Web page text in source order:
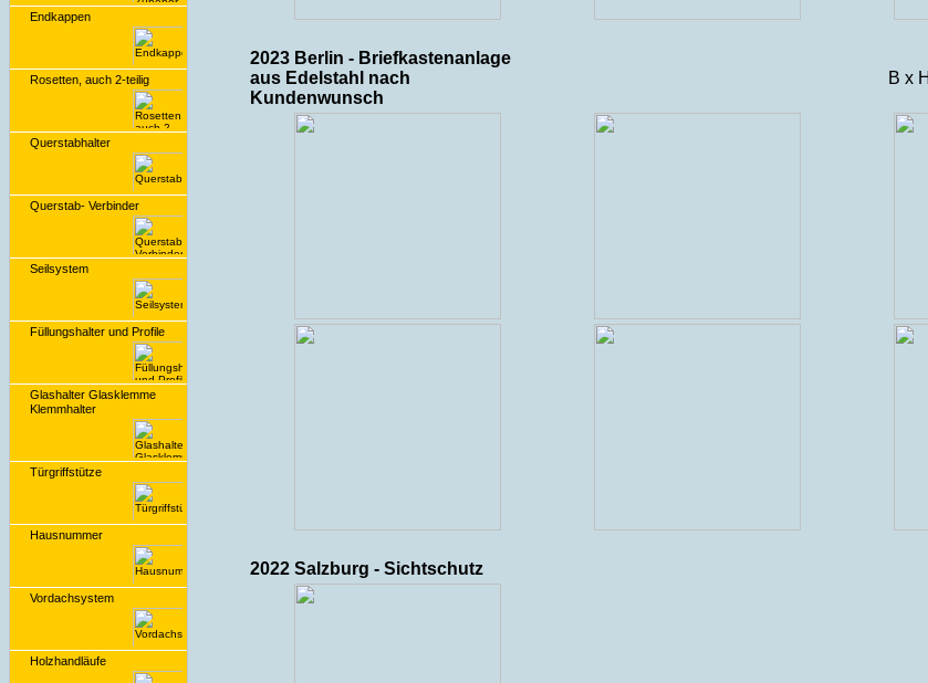
Endkappen
Rosetten, auch 2-teilig
Querstabhalter
Querstab- Verbinder
Seilsystem
Füllungshalter und Profile
Glashalter Glasklemme
Klemmhalter
Türgriffstütze
Hausnummer
Vordachsystem
Holzhandläufe
2023 Berlin - Briefkastenanlage
aus Edelstahl nach
Kundenwunsch
B x
2022 Salzburg - Sichtschutz